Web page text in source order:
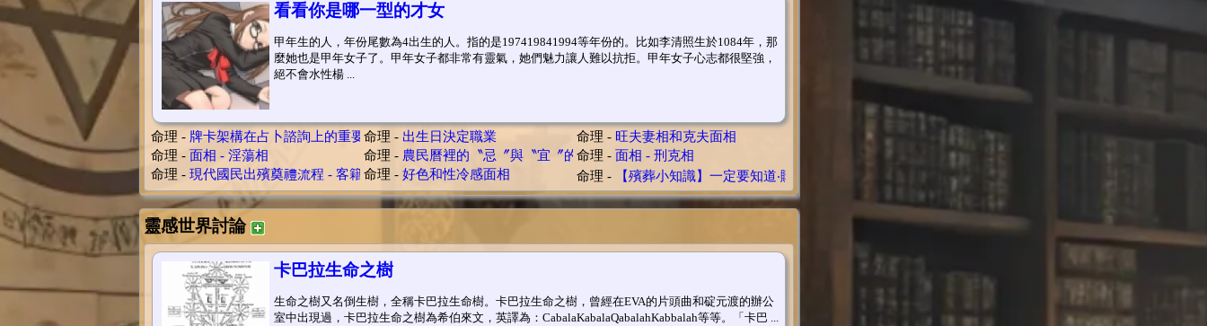
看看你是哪一型的才女
甲年生的人，年份尾數為4出生的人。指的是197419841994等年份的。比如李清照生於1084年，那
麼她也是甲年女子了。甲年女子都非常有靈氣，她們魅力讓人難以抗拒。甲年女子心志都很堅強，
絕不會水性楊 ...
命理 - 牌卡架構在占卜諮詢上的重要性命理 - 出生日決定職業 命理 - 旺夫妻相和克夫面相
命理 - 面相 - 淫蕩相 命理 - 農民曆裡的〝忌〞與〝宜〞的依據
命理 - 面相 - 刑克相
命理 - 現代國民出殯奠禮流程 - 客籍傳統自宅治喪的家公奠禮流程
命理 - 好色和性冷感面相 命理 - 【殯葬小知識】一定要知道‧購買生前契約或納骨塔位之權益說明
靈感世界討論
卡巴拉生命之樹
生命之樹又名倒生樹，全稱卡巴拉生命樹。卡巴拉生命之樹，曾經在EVA的片頭曲和碇元渡的辦公
室中出現過，卡巴拉生命之樹為希伯來文，英譯為：CabalaKabalaQabalahKabbalah等等。「卡巴 ...